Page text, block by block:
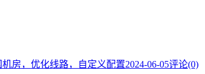
房，优化线路，自定义配置2024-06-05评论(0)